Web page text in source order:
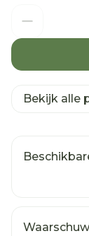
Bekijk alle